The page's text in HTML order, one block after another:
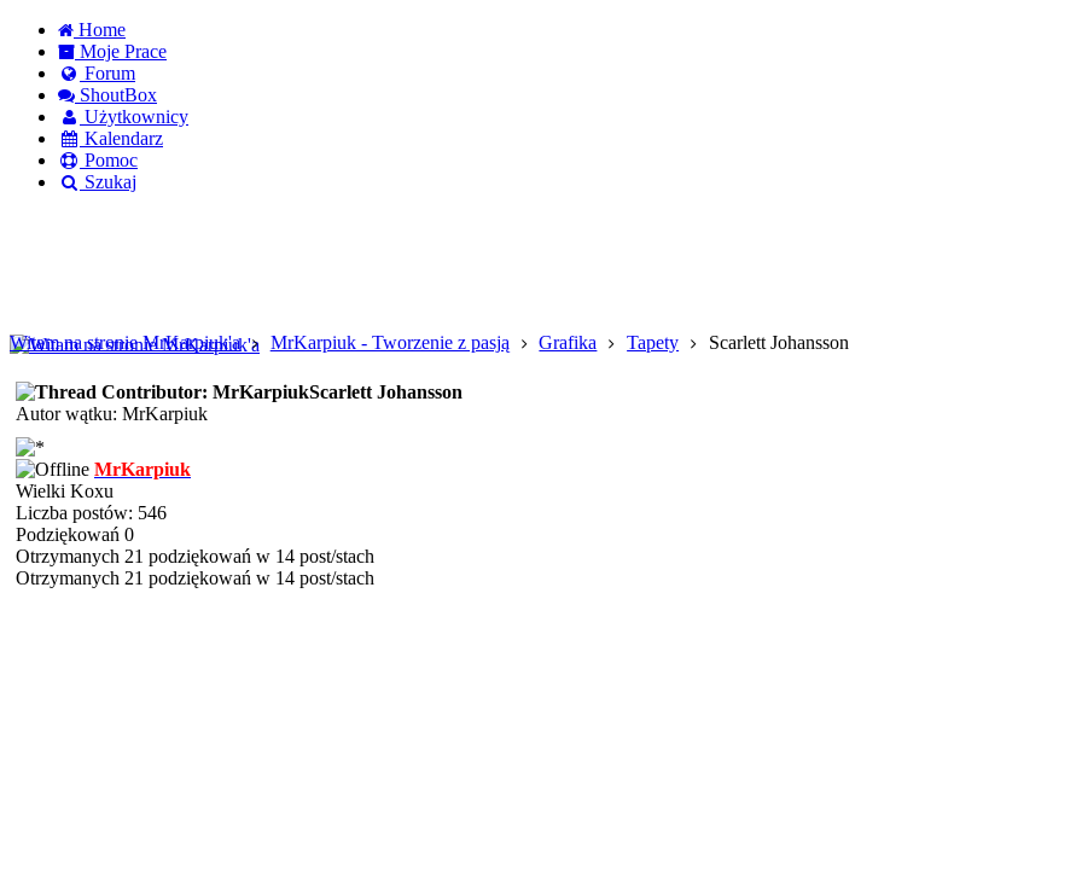
Home
Moje Prace
Forum
ShoutBox
Użytkownicy
Kalendarz
Pomoc
Szukaj
Witam na stronie MrKarpiuk'a
MrKarpiuk - Tworzenie z pasją Grafika Tapety Scarlett Johansson
Scarlett Johansson
Autor wątku: MrKarpiuk
MrKarpiuk
Wielki Koxu
Liczba postów: 546
Podziękowań 0
Otrzymanych 21 podziękowań w 14 post/stach
Otrzymanych 21 podziękowań w 14 post/stach